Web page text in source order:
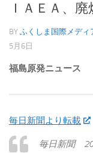
ＩＡＥＡ、
BY ふくしま国際メディ
5月6日
福島原発ニュース
毎日新聞より転載
毎日新聞